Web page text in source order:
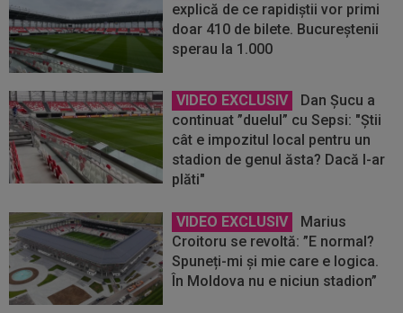
explică de ce rapidiştii vor primi
doar 410 de bilete. Bucureştenii
sperau la 1.000
VIDEO EXCLUSIV
Dan Șucu a
continuat ”duelul” cu Sepsi: "Știi
cât e impozitul local pentru un
stadion de genul ăsta? Dacă l-ar
plăti"
VIDEO EXCLUSIV
Marius
Croitoru se revoltă: ”E normal?
Spuneți-mi și mie care e logica.
În Moldova nu e niciun stadion”